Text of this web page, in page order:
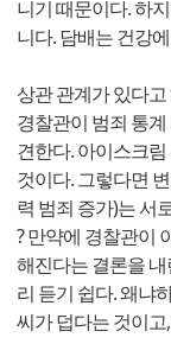
니기 때문이다. 하
니다. 담배는 건강
상관 관계가 있다
경찰관이 범죄 통
견한다. 아이스크
것이다. 그렇다면
력 범죄 증가)는 서
? 만약에 경찰관이
해진다는 결론을
리 듣기 쉽다. 왜냐
씨가 덥다는 것이고,